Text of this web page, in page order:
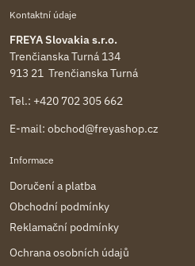
Kontaktní údaje
FREYA Slovakia s.r.o.
Trenčianska Turná 134
913 21 Trenčianska Turná
Tel.: +420 702 305 662
E-mail: obchod@freyashop.cz
Informace
Doručení a platba
Obchodní podmínky
Reklamační podmínky
Ochrana osobních údajů